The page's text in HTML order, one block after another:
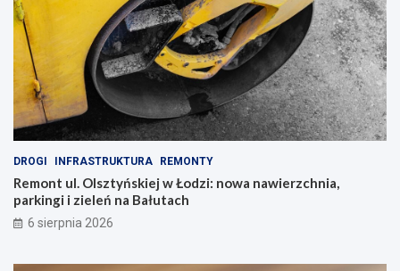
DROGI INFRASTRUKTURA REMONTY
Remont ul. Olsztyńskiej w Łodzi: nowa nawierzchnia,
parkingi i zieleń na Bałutach
6 sierpnia 2026